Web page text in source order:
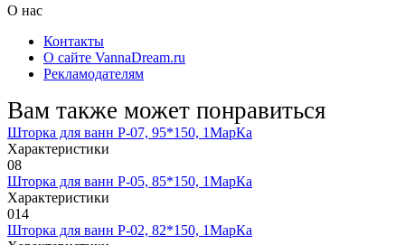
О нас
Контакты
О сайте VannaDream.ru
Рекламодателям
Вам также может понравиться
Шторка для ванн Р-07, 95*150, 1МарКа
Характеристики
08
Шторка для ванн Р-05, 85*150, 1МарКа
Характеристики
014
Шторка для ванн Р-02, 82*150, 1МарКа